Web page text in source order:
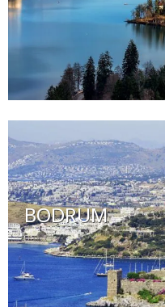
BODRUM